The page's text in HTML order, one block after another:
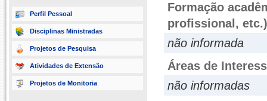
Perfil Pessoal
Disciplinas Ministradas
Projetos de Pesquisa
Atividades de Extensão
Projetos de Monitoria
Formação
profissional, etc.)
não informada
Áreas de
não informadas